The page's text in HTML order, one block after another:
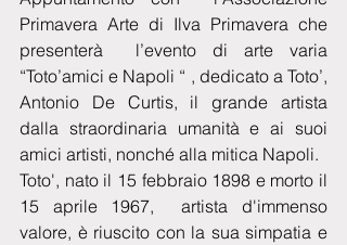
Primavera Arte di Ilva Primavera che
presenterà  l’evento di arte varia
“Toto’amici e Napoli “ , dedicato a Toto’,
Antonio De Curtis, il grande artista
dalla straordinaria umanità e ai suoi
amici artisti, nonché alla mitica Napoli.
Toto', nato il 15 febbraio 1898 e morto il
15 aprile 1967,  artista d'immenso
valore, è riuscito con la sua simpatia e